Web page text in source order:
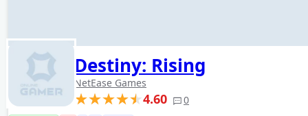
Destiny: Rising
NetEase Games
4.60 0